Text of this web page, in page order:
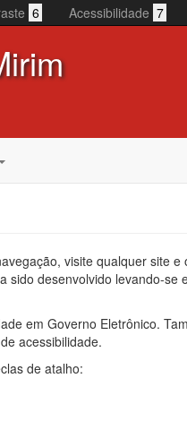
6 Acessibilidade 7
visite qualquer site
desenvolvido levando-se
em Governo Eletrônico.
acessibilidade.
de atalho: